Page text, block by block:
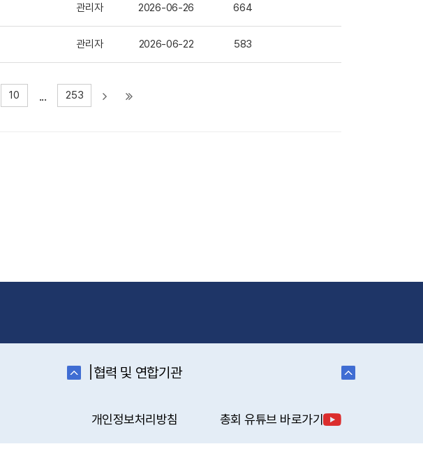
관리자 2026-06-26 664
관리자 2026-06-22 583
10 ... 253
협력 및 연합기관
개인정보처리방침 총회 유튜브 바로가기